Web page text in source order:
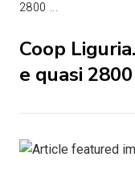
2800 ...
Coop
e quasi